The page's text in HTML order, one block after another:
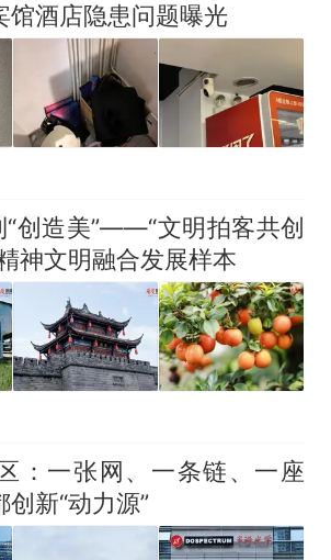
馆酒店隐患问题曝光
“创造美”——“文明拍客共创
神文明融合发展样本
：一张网、一条链、一座
新“动力源”